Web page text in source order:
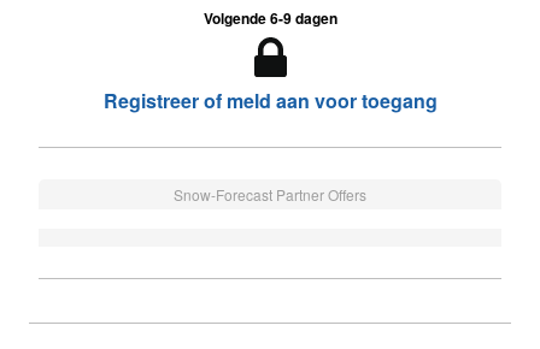
Volgende 6-9 dagen
Registreer of meld aan voor toegang
Snow-Forecast Partner Offers